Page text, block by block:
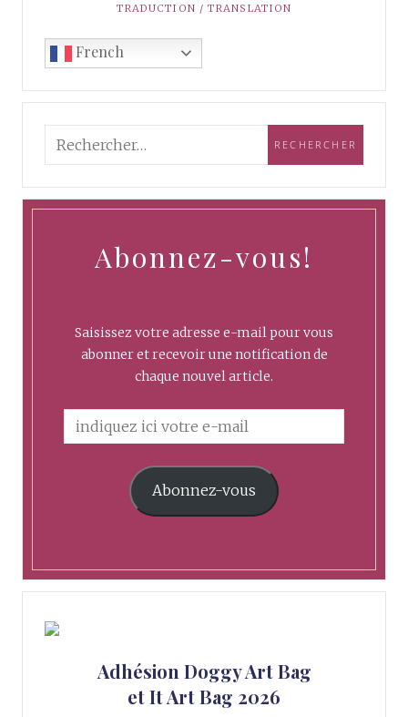
TRADUCTION / TRANSLATION
French
Abonnez-vous!
Saisissez votre adresse e-mail pour vous
abonner et recevoir une notification de
chaque nouvel article.
Abonnez-vous
Adhésion Doggy Art Bag
et It Art Bag 2026